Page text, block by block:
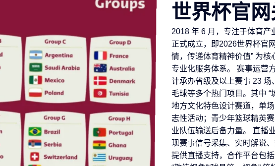
世界杯官
2018 年 6 月，专注于体育
正式成立，即2026世界杯官
情，传递体育精神价值” 为
专业化服务体系。 赛事运营
计承办省级及以上赛事 23
毛球等多个热门项目。其中
地方文化特色设计赛道，单
志性活动；青少年篮球精英
业队伍输送后备力量。 直播
现赛事信号采集、实时解说
提供直播支持，合作平台包